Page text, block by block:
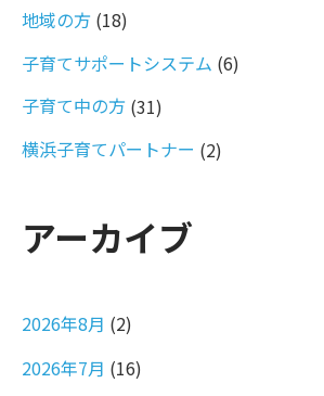
地域の方 (18)
子育てサポートシステム (6)
子育て中の方 (31)
横浜子育てパートナー (2)
アーカイブ
2026年8月 (2)
2026年7月 (16)